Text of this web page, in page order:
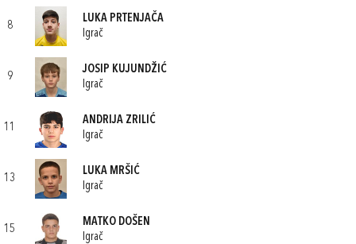
8
LUKA PRTENJAČA
Igrač
9
JOSIP KUJUNDŽIĆ
Igrač
11
ANDRIJA ZRILIĆ
Igrač
13
LUKA MRŠIĆ
Igrač
15
MATKO DOŠEN
Igrač